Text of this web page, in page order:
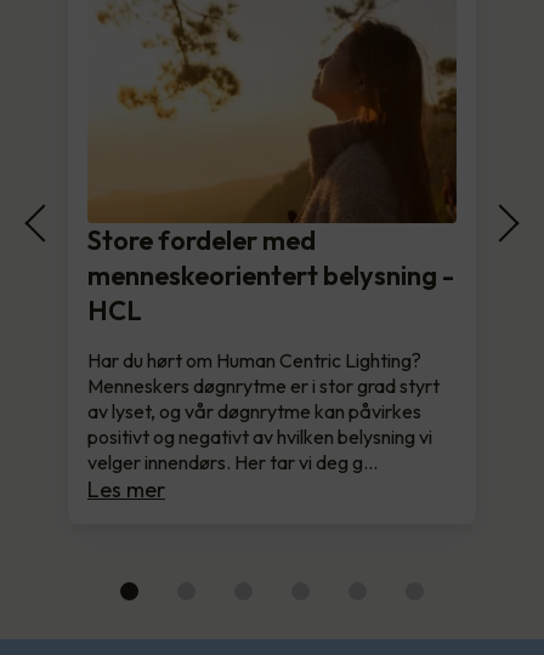
Store fordeler med
menneskeorientert belysning -
HCL
Har du hørt om Human Centric Lighting?
Menneskers døgnrytme er i stor grad styrt
av lyset, og vår døgnrytme kan påvirkes
positivt og negativt av hvilken belysning vi
velger innendørs. Her tar vi deg g…
Les mer